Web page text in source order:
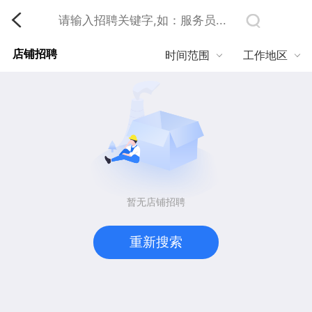
店铺招聘 工作地区
时间范围
暂无店铺招聘
重新搜索